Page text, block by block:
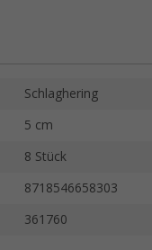
Schlaghering
5 cm
8 Stück
8718546658303
361760